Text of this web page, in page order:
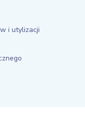
i utylizacji